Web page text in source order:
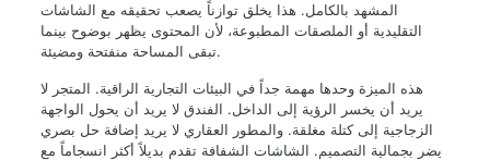
المشهد بالكامل. هذا يخلق توازناً يصعب تحقيقه مع الشاشات
التقليدية أو الملصقات المطبوعة، لأن المحتوى يظهر بوضوح بينما
تبقى المساحة منفتحة ومضيئة.
هذه الميزة وحدها مهمة جداً في البيئات التجارية الراقية. المتجر لا
يريد أن يخسر الرؤية إلى الداخل. الفندق لا يريد أن يحول الواجهة
الزجاجية إلى كتلة مغلقة. والمطور العقاري لا يريد إضافة حل بصري
يضر بجمالية التصميم. الشاشات الشفافة تقدم بديلاً أكثر انسجاماً مع